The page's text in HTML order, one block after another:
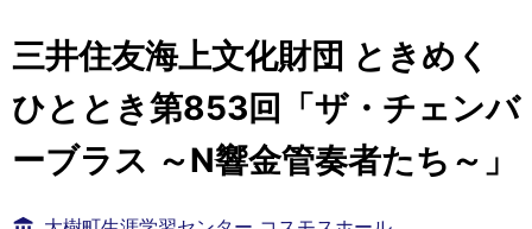
三井住友海上文化財団 ときめく
ひととき第853回「ザ・チェンバ
ーブラス ～N響金管奏者たち～」